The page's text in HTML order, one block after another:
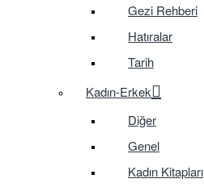
Gezi Rehberi
Hatıralar
Tarih
Kadın-Erkek
Diğer
Genel
Kadın Kitapları